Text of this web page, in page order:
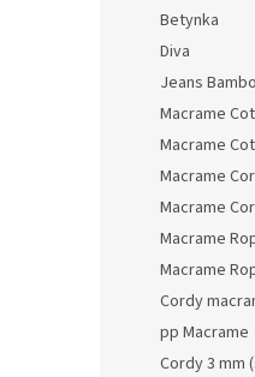
Betynka
Diva
Jeans
Macrame
Macrame
Macrame
Macrame
Macrame
Macrame
Cordy
pp Macrame
Cordy 3 mm